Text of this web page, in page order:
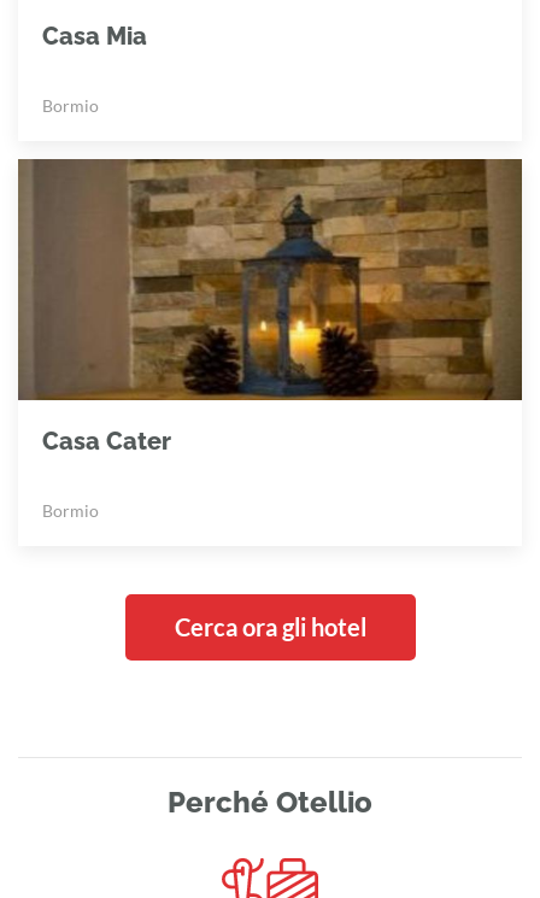
Casa Mia
Bormio
Casa Cater
Bormio
Cerca ora gli hotel
Perché Otellio